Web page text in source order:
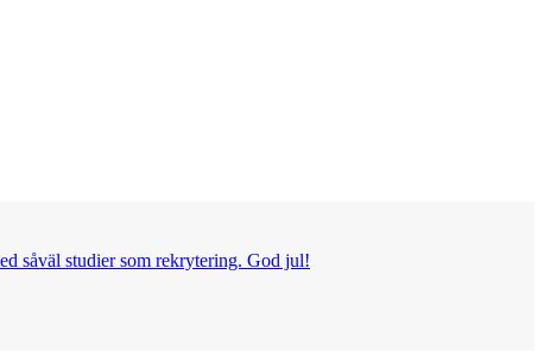
såväl studier som rekrytering. God jul!